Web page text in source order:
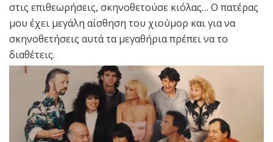
στις επιθεωρήσεις, σκηνοθετούσε κιόλας… Ο πατέρας
μου έχει μεγάλη αίσθηση του χιούμορ και για να
σκηνοθετήσεις αυτά τα μεγαθήρια πρέπει να το
διαθέτεις.